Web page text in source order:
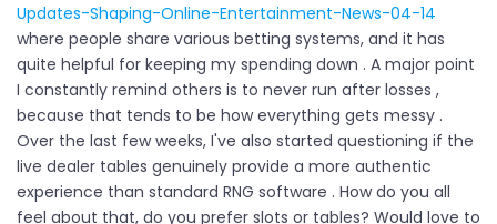
Updates-Shaping-Online-Entertainment-News-04-14
where people share various betting systems, and it has
quite helpful for keeping my spending down . A major point
I constantly remind others is to never run after losses ,
because that tends to be how everything gets messy .
Over the last few weeks, I've also started questioning if the
live dealer tables genuinely provide a more authentic
experience than standard RNG software . How do you all
feel about that, do you prefer slots or tables? Would love to